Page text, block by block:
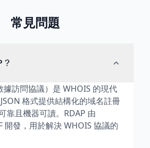
常見問題
據訪問協議）是 WHOIS 的現代
格式提供結構化的域名註冊
靠且機器可讀。RDAP 由
開發，用於解決 WHOIS 協議的